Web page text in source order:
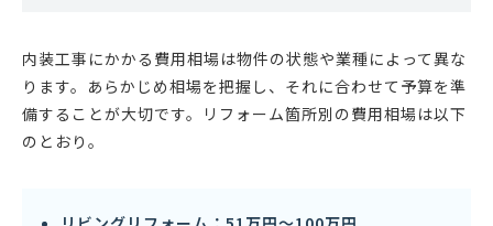
内装工事にかかる費用相場は物件の状態や業種によって異な
ります。あらかじめ相場を把握し、それに合わせて予算を準
備することが大切です。リフォーム箇所別の費用相場は以下
のとおり。